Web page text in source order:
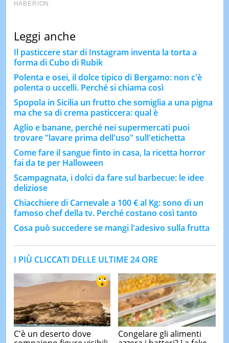
Leggi anche
Il pasticcere star di Instagram inventa la torta a
forma di Cubo di Rubik
Polenta e osei, il dolce tipico di Bergamo: non c'è
polenta o uccelli. Perché si chiama così
Spopola in Sicilia un frutto che somiglia a una pigna
ma che sa di crema pasticcera: qual è
Aglio e banane, perché nei supermercati puoi
trovare "lavare prima dell'uso" sull'etichetta
Come fare il sangue finto in casa, la ricetta horror
fai da te per Halloween
Scampagnata, i dolci da fare sul barbecue: le idee
deliziose
Chiacchiere di Carnevale a 100 € al Kg: sono di un
famoso chef della tv. Perché costano così tanto
Cosa può succedere se mangi l'adesivo sulla frutta
I PIÙ CLICCATI DELLE ULTIME 24 ORE
C'è un deserto dove
Congelare gli alimenti